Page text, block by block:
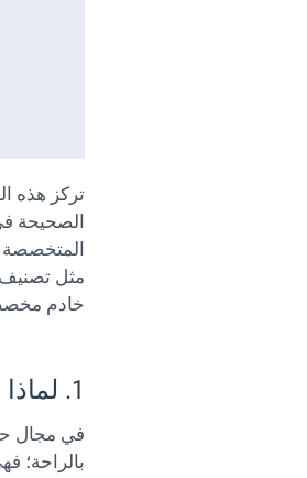
تركز هذه
الصحيحة
المتخصصة
مثل
خادم
1. لماذا تعتبر شرائح الدرج حاسمة في حاويات هيكل الخادم المخصصة؟
في مجال
بالراحة؛